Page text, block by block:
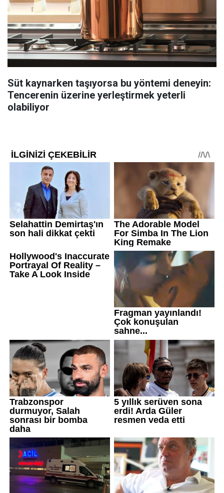
Süt kaynarken taşıyorsa bu yöntemi deneyin:
Tencerenin üzerine yerleştirmek yeterli
olabiliyor